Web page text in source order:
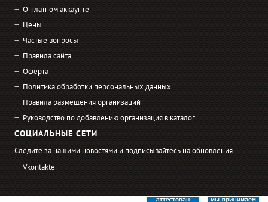
О платном аккаунте
Цены
Частые вопросы
Правила сайта
Оферта
Политика обработки персональных данных
Правила размещения организаций
Руководство по добавлению организация в каталог
СОЦИАЛЬНЫЕ СЕТИ
Следите за нашими новостями и подписывайтесь на обновления
Vkontakte